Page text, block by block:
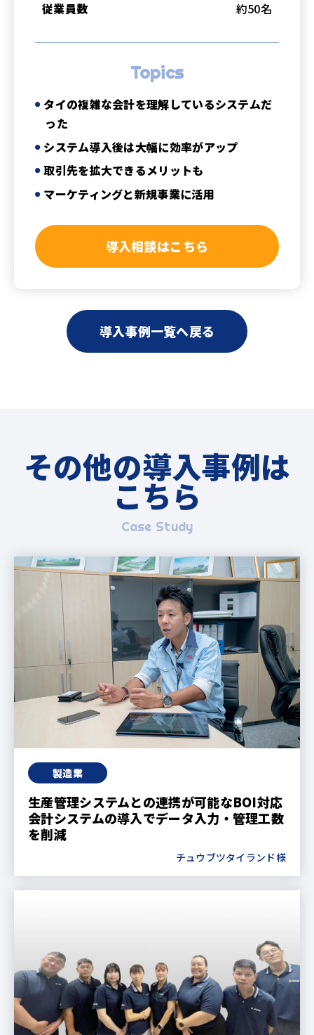
従業員数 約50名
Topics
タイの複雑な会計を理解しているシステムだ
った
システム導入後は大幅に効率がアップ
取引先を拡大できるメリットも
マーケティングと新規事業に活用
導入相談はこちら
導入事例一覧へ戻る
その他の導入事例は
こちら
製造業
生産管理システムとの連携が可能なBOI対応
会計システムの導入でデータ入力・管理工数
を削減
チュウブツタイランド様